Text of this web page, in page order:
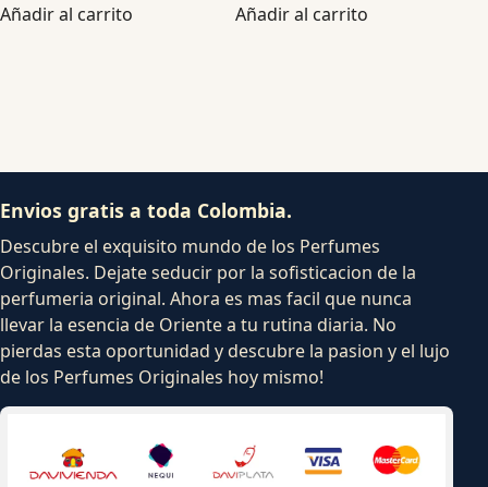
Añadir al carrito Añadir al carrito
Envios gratis a toda Colombia.
Descubre el exquisito mundo de los Perfumes
Originales. Dejate seducir por la sofisticacion de la
perfumeria original. Ahora es mas facil que nunca
llevar la esencia de Oriente a tu rutina diaria. No
pierdas esta oportunidad y descubre la pasion y el lujo
de los Perfumes Originales hoy mismo!